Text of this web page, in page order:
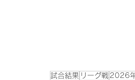
試合結果 リーグ戦 2026